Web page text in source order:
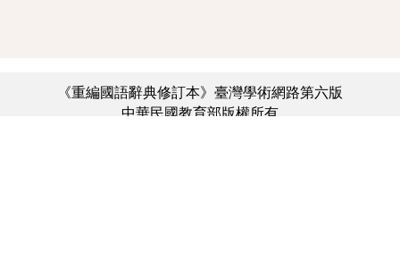
《重編國語辭典修訂本》臺灣學術網路第六版
中華民國教育部版權所有